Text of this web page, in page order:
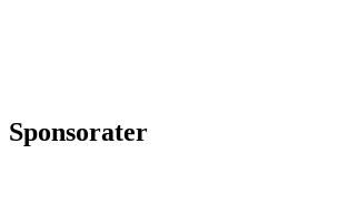
Sponsorater